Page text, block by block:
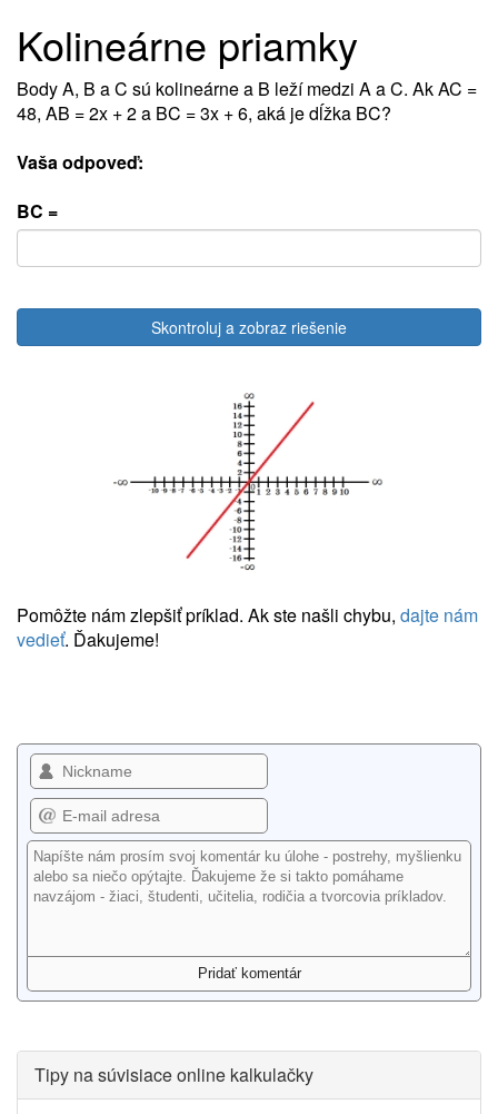
Kolineárne priamky
Body A, B a C sú kolineárne a B leží medzi A a C. Ak AC =
48, AB = 2x + 2 a BC = 3x + 6, aká je dĺžka BC?
Vaša odpoveď:
BC =
Skontroluj a zobraz riešenie
Pomôžte nám zlepšiť príklad. Ak ste našli chybu, dajte nám
vedieť. Ďakujeme!
Tipy na súvisiace online kalkulačky